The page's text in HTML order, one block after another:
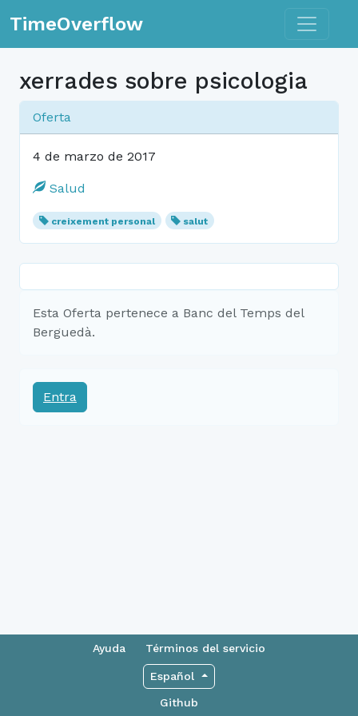
TimeOverflow Toggle
xerrades sobre psicologia
Oferta
4 de marzo de 2017
Salud
creixement personal salut
Esta Oferta pertenece a Banc del Temps del
Berguedà.
Entra
Ayuda Términos del servicio
Español
Github